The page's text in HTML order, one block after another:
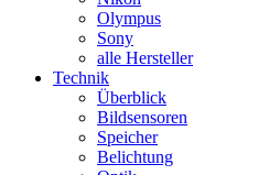
Olympus
Sony
alle Hersteller
Technik
Überblick
Bildsensoren
Speicher
Belichtung